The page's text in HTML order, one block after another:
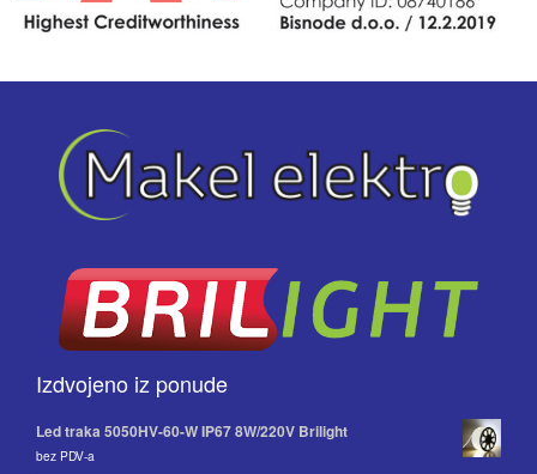
Izdvojeno iz ponude
Led traka 5050HV-60-W IP67 8W/220V Brilight
bez PDV-a